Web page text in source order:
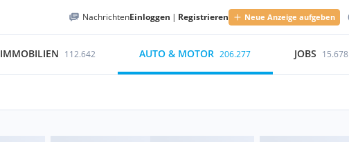
NachrichtenEinloggen | Registrieren Neue Anzeige aufgeben
IMMOBILIEN 112.642 AUTO & MOTOR 206.277 JOBS 15.678